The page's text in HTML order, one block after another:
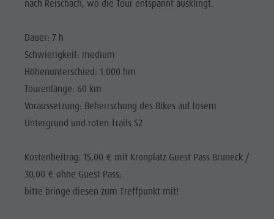
nach Reischach, wo die Tour entspannt ausklingt.
Dauer: 7 h
Schwierigkeit: medium
Höhenunterschied: 1.000 hm
Tourenlänge: 60 km
Voraussetzung: Beherrschung des Bikes auf losem
Untergrund und roten Trails S2
Kostenbeitrag: 15,00 € mit Kronplatz Guest Pass Bruneck /
30,00 € ohne Guest Pass;
bitte bringe diesen zum Treffpunkt mit!